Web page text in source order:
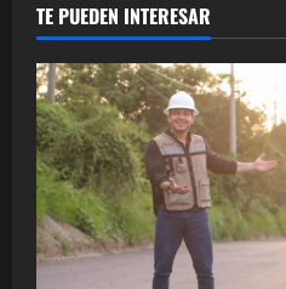
TE PUEDEN INTERESAR